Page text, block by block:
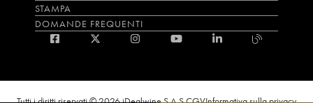
STAMPA
DOMANDE FREQUENTI